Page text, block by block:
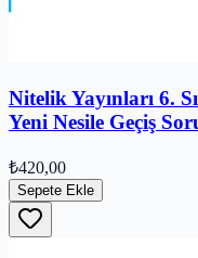
Nitelik Yayınları 6.
Yeni Nesile Geçiş
₺420,00
Sepete Ekle